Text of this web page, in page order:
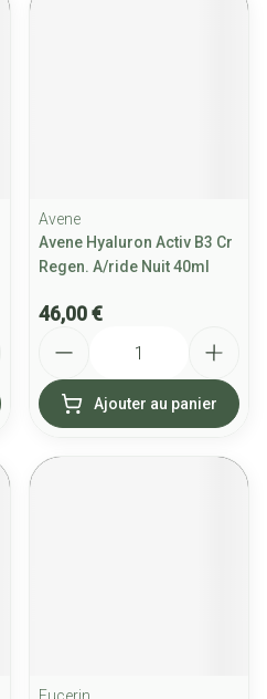
Avene
Avene Hyaluron Activ B3 Cr
Regen. A/ride Nuit 40ml
46,00 €
Ajouter au panier